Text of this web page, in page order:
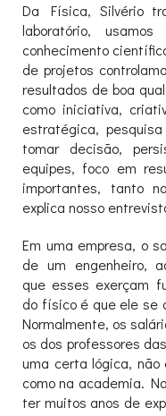
Da Física, Silvério
laboratório,
conhecimento
de projetos
resultados de boa
como iniciativa,
estratégica,
tomar decisão,
equipes, foco em
importantes, tanto
explica nosso
Em uma empresa, o
de um engenheiro,
que esses exerçam
do físico é que ele se
Normalmente, os
os dos professores
uma certa lógica,
como na academia.
ter muitos anos de